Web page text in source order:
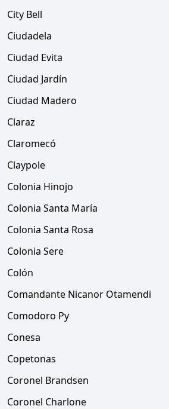
City Bell
Ciudadela
Ciudad Evita
Ciudad Jardín
Ciudad Madero
Claraz
Claromecó
Claypole
Colonia Hinojo
Colonia Santa María
Colonia Santa Rosa
Colonia Sere
Colón
Comandante Nicanor Otamendi
Comodoro Py
Conesa
Copetonas
Coronel Brandsen
Coronel Charlone